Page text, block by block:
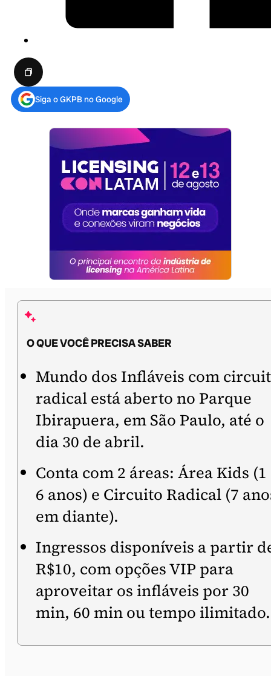
Siga o GKPB no Google
O QUE VOCÊ PRECISA SABER
Mundo dos Infláveis com
radical está aberto no Parque
Ibirapuera, em São Paulo, até o
dia 30 de abril.
Conta com 2 áreas: Área Kids (1
6 anos) e Circuito Radical (7
em diante).
Ingressos disponíveis a partir
R$10, com opções VIP para
aproveitar os infláveis por 30
min, 60 min ou tempo ilimitado.